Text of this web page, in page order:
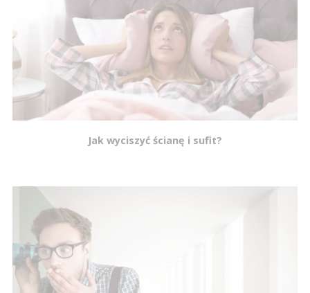
Jak wyciszyć ścianę i sufit?